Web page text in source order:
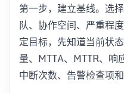
第一步，建立基线。选
队、协作空间、严重程
定目标，先知道当前状
量、MTTA、MTTR、响
中断次数、告警检查项和